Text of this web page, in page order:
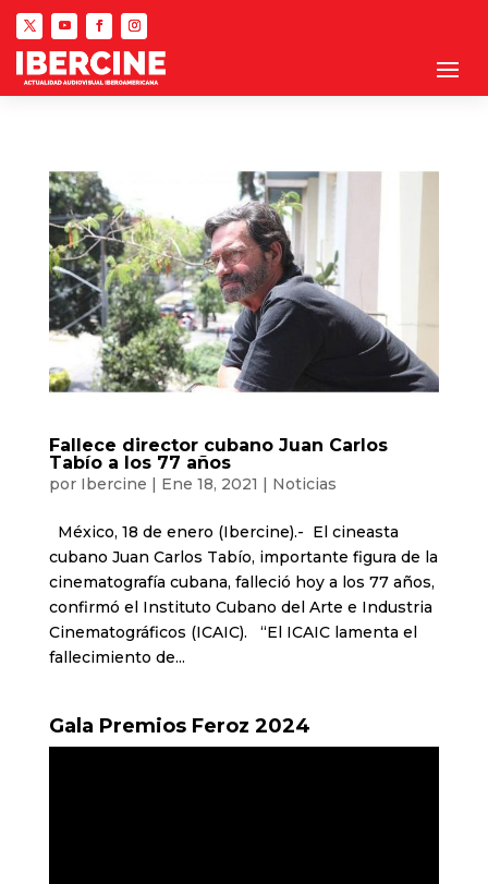
Fallece director cubano Juan Carlos
Tabío a los 77 años
por Ibercine | Ene 18, 2021 | Noticias
México, 18 de enero (Ibercine).- El cineasta
cubano Juan Carlos Tabío, importante figura de la
cinematografía cubana, falleció hoy a los 77 años,
confirmó el Instituto Cubano del Arte e Industria
Cinematográficos (ICAIC). “El ICAIC lamenta el
fallecimiento de...
Gala Premios Feroz 2024